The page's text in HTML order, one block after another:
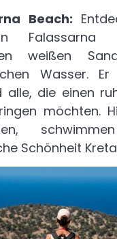
Beach:
Falassarna
weißen
Wasser.
alle, die einen
möchten.
Schönheit